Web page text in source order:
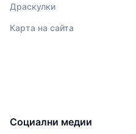
Драскулки
Карта на сайта
Социални медии